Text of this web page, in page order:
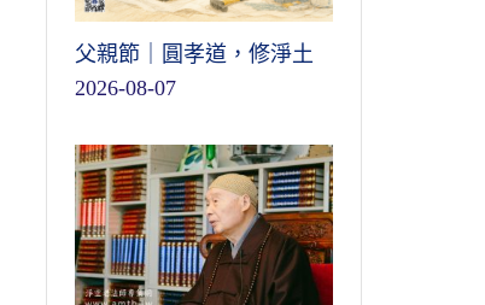
父親節｜圓孝道，修淨土
2026-08-07